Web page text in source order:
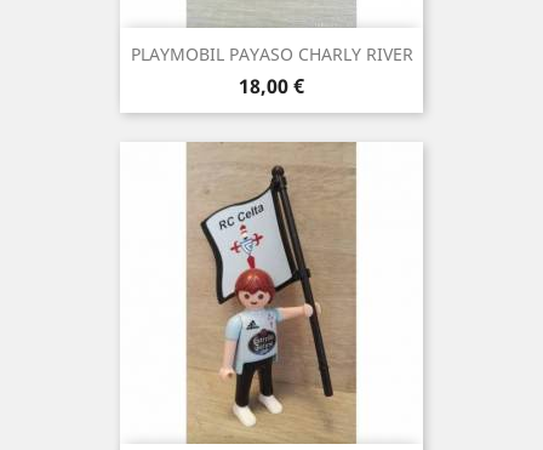
PLAYMOBIL PAYASO CHARLY RIVER
Precio
18,00 €